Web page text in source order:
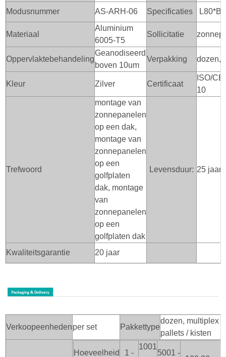
Modusnummer AS-ARH-06 Specificaties
Materiaal
Aluminium
6005-T5
Sollicitatie
Oppervlaktebehandeling
Geanodiseerd
boven 10um
Verpakking dozen,
Kleur Zilver Certificaat
ISO/
10
Trefwoord
montage van
zonnepanelen
op een dak,
montage van
zonnepanelen
op een
golfplaten
dak, montage
van
zonnepanelen
op een
golfplaten dak
Levensduur: 25 jaar
Kwaliteitsgarantie 20 jaar
Verkoopeenhedenper set Pakkettype
dozen, multiplex
pallets / kisten
Hoeveelheid 1 -
1001
5001 -